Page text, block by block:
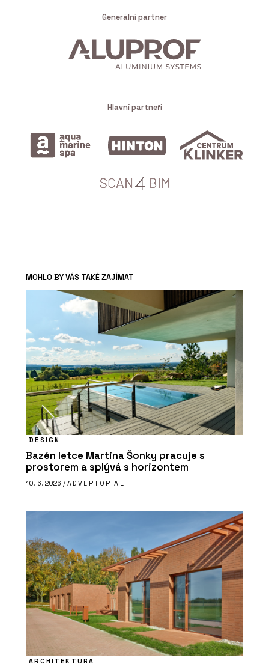
Generální partner
Hlavní partneři
MOHLO BY VÁS TAKÉ ZAJÍMAT
DESIGN
Bazén letce Martina Šonky pracuje s
prostorem a splývá s horizontem
10. 6. 2026 / ADVERTORIAL
ARCHITEKTURA